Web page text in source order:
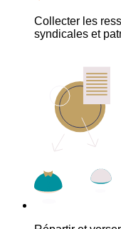
Collecter les
syndicales et